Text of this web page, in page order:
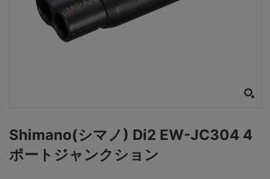
Shimano(シマノ) Di2 EW-JC304 4
ポートジャンクション